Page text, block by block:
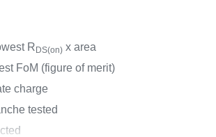
R DS(on)x area
FoM (figure of merit)
charge
tested